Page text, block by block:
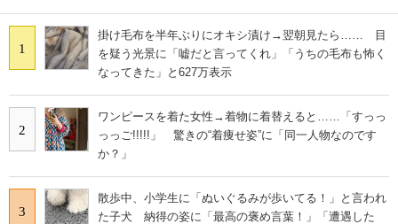
1
掛け毛布を半年ぶりにオキシ漬け→翌朝見たら…… 目
を疑う光景に「嘘だと言ってくれ」「うちの毛布も怖く
なってきた」と627万表示
2
ワンピースを着た女性→着物に着替えると……「すっっ
っっご!!!!!」 驚きの“着痩せ姿”に「同一人物なのです
か？」
3
散歩中、小学生に「ぬいぐるみが歩いてる！」と言われ
た子犬 納得の姿に「最高の褒め言葉！」「遭遇した